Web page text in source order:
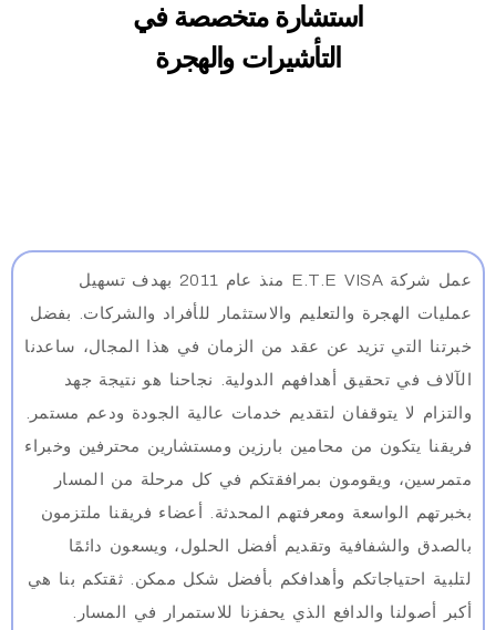
استشارة متخصصة في
التأشيرات والهجرة
عمل شركة E.T.E VISA منذ عام 2011 بهدف تسهيل
الهجرة والتعليم والاستثمار للأفراد والشركات. بفضل
التي تزيد عن عقد من الزمان في هذا المجال، ساعدنا
في تحقيق أهدافهم الدولية. نجاحنا هو نتيجة جهد
لا يتوقفان لتقديم خدمات عالية الجودة ودعم مستمر.
يتكون من محامين بارزين ومستشارين محترفين وخبراء
ويقومون بمرافقتكم في كل مرحلة من المسار
الواسعة ومعرفتهم المحدثة. أعضاء فريقنا ملتزمون
والشفافية وتقديم أفضل الحلول، ويسعون دائمًا
احتياجاتكم وأهدافكم بأفضل شكل ممكن. ثقتكم بنا هي
أصولنا والدافع الذي يحفزنا للاستمرار في المسار.